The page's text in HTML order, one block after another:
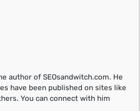
author of SEOsandwitch.com. He
have been published on sites like
You can connect with him